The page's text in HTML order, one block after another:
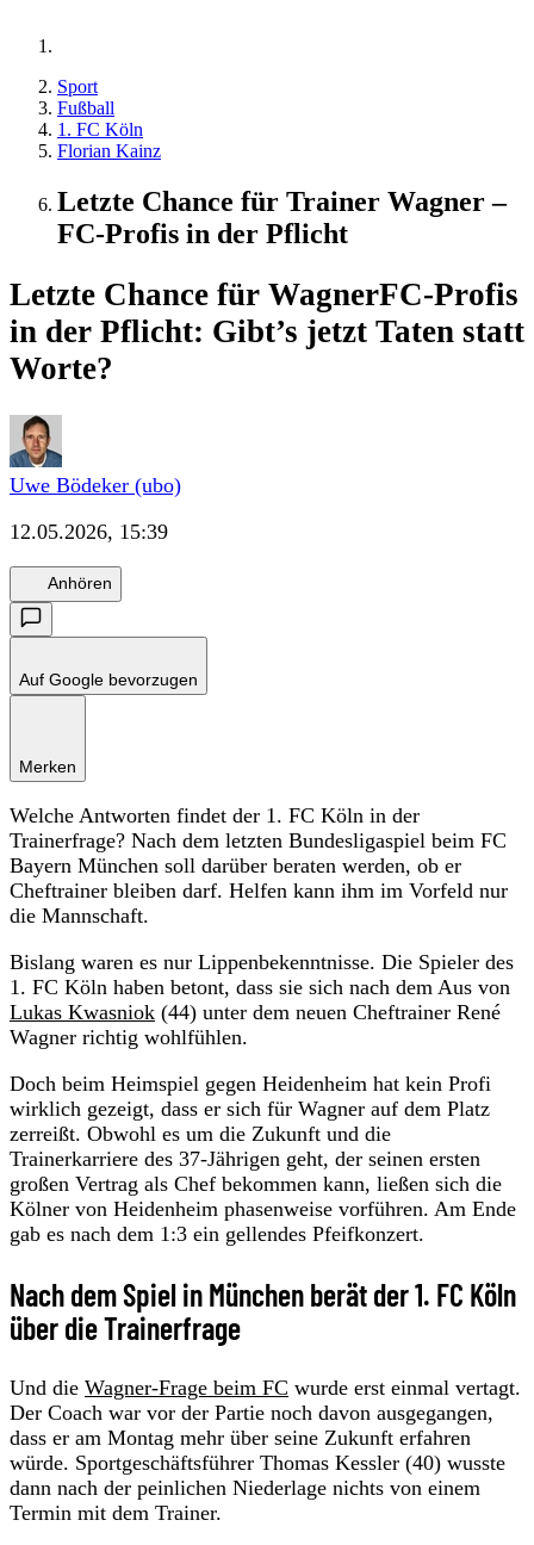
Sport
Fußball
1. FC Köln
Florian Kainz
Letzte Chance für Trainer Wagner –
FC‑Profis in der Pflicht
Letzte Chance für WagnerFC-Profis
in der Pflicht: Gibt’s jetzt Taten statt
Worte?
Uwe Bödeker (ubo)
12.05.2026, 15:39
Anhören
Auf Google bevorzugen
Merken
Welche Antworten findet der 1. FC Köln in der
Trainerfrage? Nach dem letzten Bundesligaspiel beim FC
Bayern München soll darüber beraten werden, ob er
Cheftrainer bleiben darf. Helfen kann ihm im Vorfeld nur
die Mannschaft.
Bislang waren es nur Lippenbekenntnisse. Die Spieler des
1. FC Köln haben betont, dass sie sich nach dem Aus von
Lukas Kwasniok (44) unter dem neuen Cheftrainer René
Wagner richtig wohlfühlen.
Doch beim Heimspiel gegen Heidenheim hat kein Profi
wirklich gezeigt, dass er sich für Wagner auf dem Platz
zerreißt. Obwohl es um die Zukunft und die
Trainerkarriere des 37‑Jährigen geht, der seinen ersten
großen Vertrag als Chef bekommen kann, ließen sich die
Kölner von Heidenheim phasenweise vorführen. Am Ende
gab es nach dem 1:3 ein gellendes Pfeifkonzert.
Nach dem Spiel in München berät der 1. FC Köln
über die Trainerfrage
Und die Wagner-Frage beim FC wurde erst einmal vertagt.
Der Coach war vor der Partie noch davon ausgegangen,
dass er am Montag mehr über seine Zukunft erfahren
würde. Sportgeschäftsführer Thomas Kessler (40) wusste
dann nach der peinlichen Niederlage nichts von einem
Termin mit dem Trainer.